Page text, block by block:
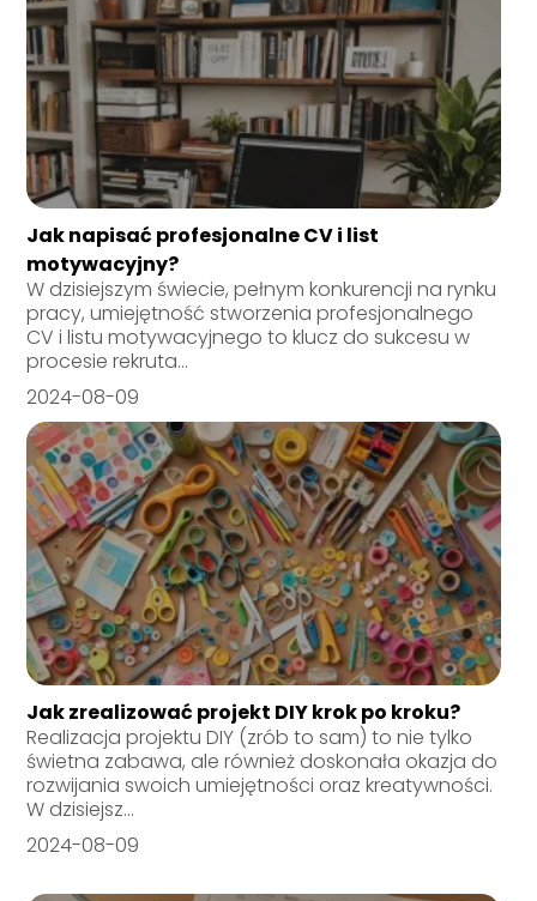
Jak napisać profesjonalne CV i list
motywacyjny?
W dzisiejszym świecie, pełnym konkurencji na rynku
pracy, umiejętność stworzenia profesjonalnego
CV i listu motywacyjnego to klucz do sukcesu w
procesie rekruta...
2024-08-09
Jak zrealizować projekt DIY krok po kroku?
Realizacja projektu DIY (zrób to sam) to nie tylko
świetna zabawa, ale również doskonała okazja do
rozwijania swoich umiejętności oraz kreatywności.
W dzisiejsz...
2024-08-09